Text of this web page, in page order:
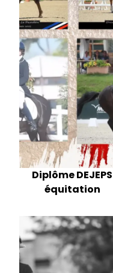
Diplôme DEJEPS
équitation